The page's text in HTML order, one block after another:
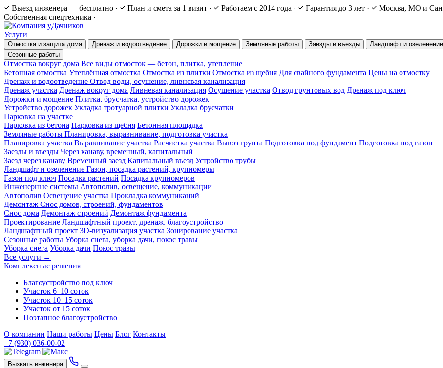
Выезд инженера — бесплатно · План и смета за 1 визит · Работаем с 2014 года · Гарантия до 3 лет · Москва, МО и
Собственная спецтехника ·
Услуги
Отмостка и защита дома Дренаж и водоотведение Дорожки и мощение Земляные работы Заезды и въезды Ландшафт и озеленение
Сезонные работы
Отмостка вокруг дома Все виды отмосток — бетон, плитка, утепление
Бетонная отмостка Утеплённая отмостка Отмостка из плитки Отмостка из щебня Для свайного фундамента Цены на отмостку
Дренаж и водоотведение Отвод воды, осушение, ливневая канализация
Дренаж участка Дренаж вокруг дома Ливневая канализация Осушение участка Отвод грунтовых вод Дренаж под ключ
Дорожки и мощение Плитка, брусчатка, устройство дорожек
Устройство дорожек Укладка тротуарной плитки Укладка брусчатки
Парковка на участке
Парковка из бетона Парковка из щебня Бетонная площадка
Земляные работы Планировка, выравнивание, подготовка участка
Планировка участка Выравнивание участка Расчистка участка Вывоз грунта Подготовка под фундамент Подготовка под газон
Заезды и въезды Через канаву, временный, капитальный
Заезд через канаву Временный заезд Капитальный въезд Устройство трубы
Ландшафт и озеленение Газон, посадка растений, крупномеры
Газон под ключ Посадка растений Посадка крупномеров
Инженерные системы Автополив, освещение, коммуникации
Автополив Освещение участка Прокладка коммуникаций
Демонтаж Снос домов, строений, фундаментов
Снос дома Демонтаж строений Демонтаж фундамента
Проектирование Ландшафтный проект, дренаж, благоустройство
Ландшафтный проект 3D-визуализация участка Зонирование участка
Сезонные работы Уборка снега, уборка дачи, покос травы
Уборка снега Уборка дачи Покос травы
Все услуги →
Комплексные решения
Благоустройство под ключ
Участок 6–10 соток
Участок 10–15 соток
Участок от 15 соток
Поэтапное благоустройство
О компании Наши работы Цены Блог Контакты
+7 (930) 036-00-02
Вызвать инженера